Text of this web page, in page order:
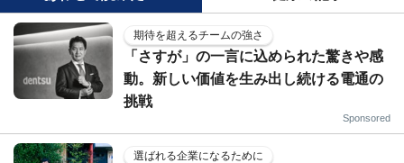
期待を超えるチームの強さ
「さすが」の一言に込められた驚きや感
動。新しい価値を生み出し続ける電通の
挑戦
Sponsored
選ばれる企業になるために